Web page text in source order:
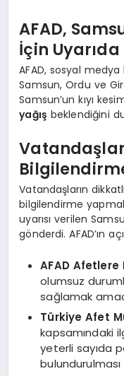
AFAD,
İçin
AFAD, sosyal medya
Samsun, Ordu ve
Samsun’un kıyı
yağış beklendiğini
Vatandaşların
bilgilendirme
uyarısı verilen
gönderdi. AFAD’ın
AFAD
olumsuz
sağlamak
Türkiye Afet
kapsamındaki
yeterli sayıda